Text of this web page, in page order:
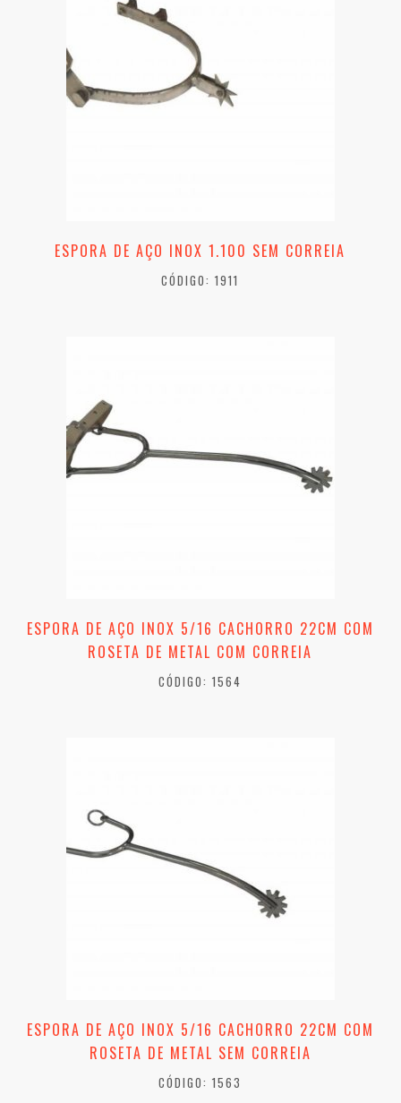
ESPORA DE AÇO INOX 1.100 SEM CORREIA
CÓDIGO: 1911
ESPORA DE AÇO INOX 5/16 CACHORRO 22CM COM
ROSETA DE METAL COM CORREIA
CÓDIGO: 1564
ESPORA DE AÇO INOX 5/16 CACHORRO 22CM COM
ROSETA DE METAL SEM CORREIA
CÓDIGO: 1563